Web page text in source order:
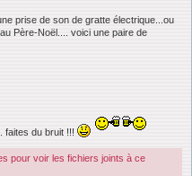
prise de son de gratte électrique...ou
Père-Noël.... voici une paire de
faites du bruit !!!
pour voir les fichiers joints à ce